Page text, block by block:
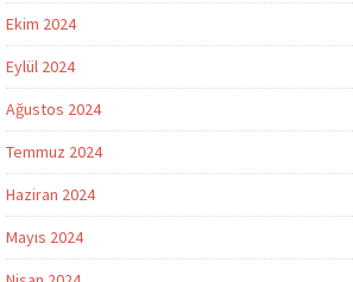
Ekim 2024
Eylül 2024
Ağustos 2024
Temmuz 2024
Haziran 2024
Mayıs 2024